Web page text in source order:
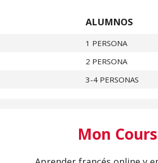
ALUMNOS
1 PERSONA
2 PERSONA
3-4 PERSONAS
Mon